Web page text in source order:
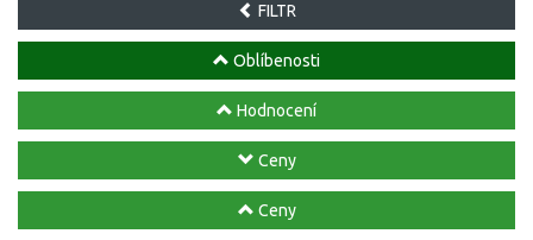
FILTR
Oblíbenosti
Hodnocení
Ceny
Ceny